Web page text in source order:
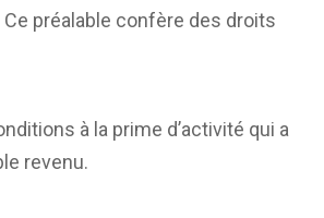
préalable confère des droits
à la prime d’activité qui a
revenu.